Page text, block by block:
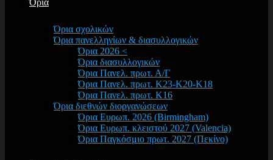
Όρια
Όρια σχολικών
Όρια πανελληνίων & διασυλλογικών
Όρια 2026 <
Όρια διασυλλογικών
Όρια Πανελ. πρωτ. Α/Γ
Όρια Πανελ. πρωτ. Κ23-Κ20-Κ18
Όρια Πανελ. πρωτ. Κ16
Όρια διεθνών διοργανώσεων
Όρια Ευρωπ. 2026 (Birmingham)
Όρια Ευρωπ. κλειστού 2027 (Valencia)
Όρια Παγκόσμιο πρωτ. 2027 (Πεκίνο)